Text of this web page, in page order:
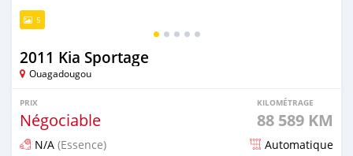
5
2011 Kia Sportage
Ouagadougou
PRIX
Négociable
KILOMÉTRAGE
88 589 KM
N/A (Essence) Automatique